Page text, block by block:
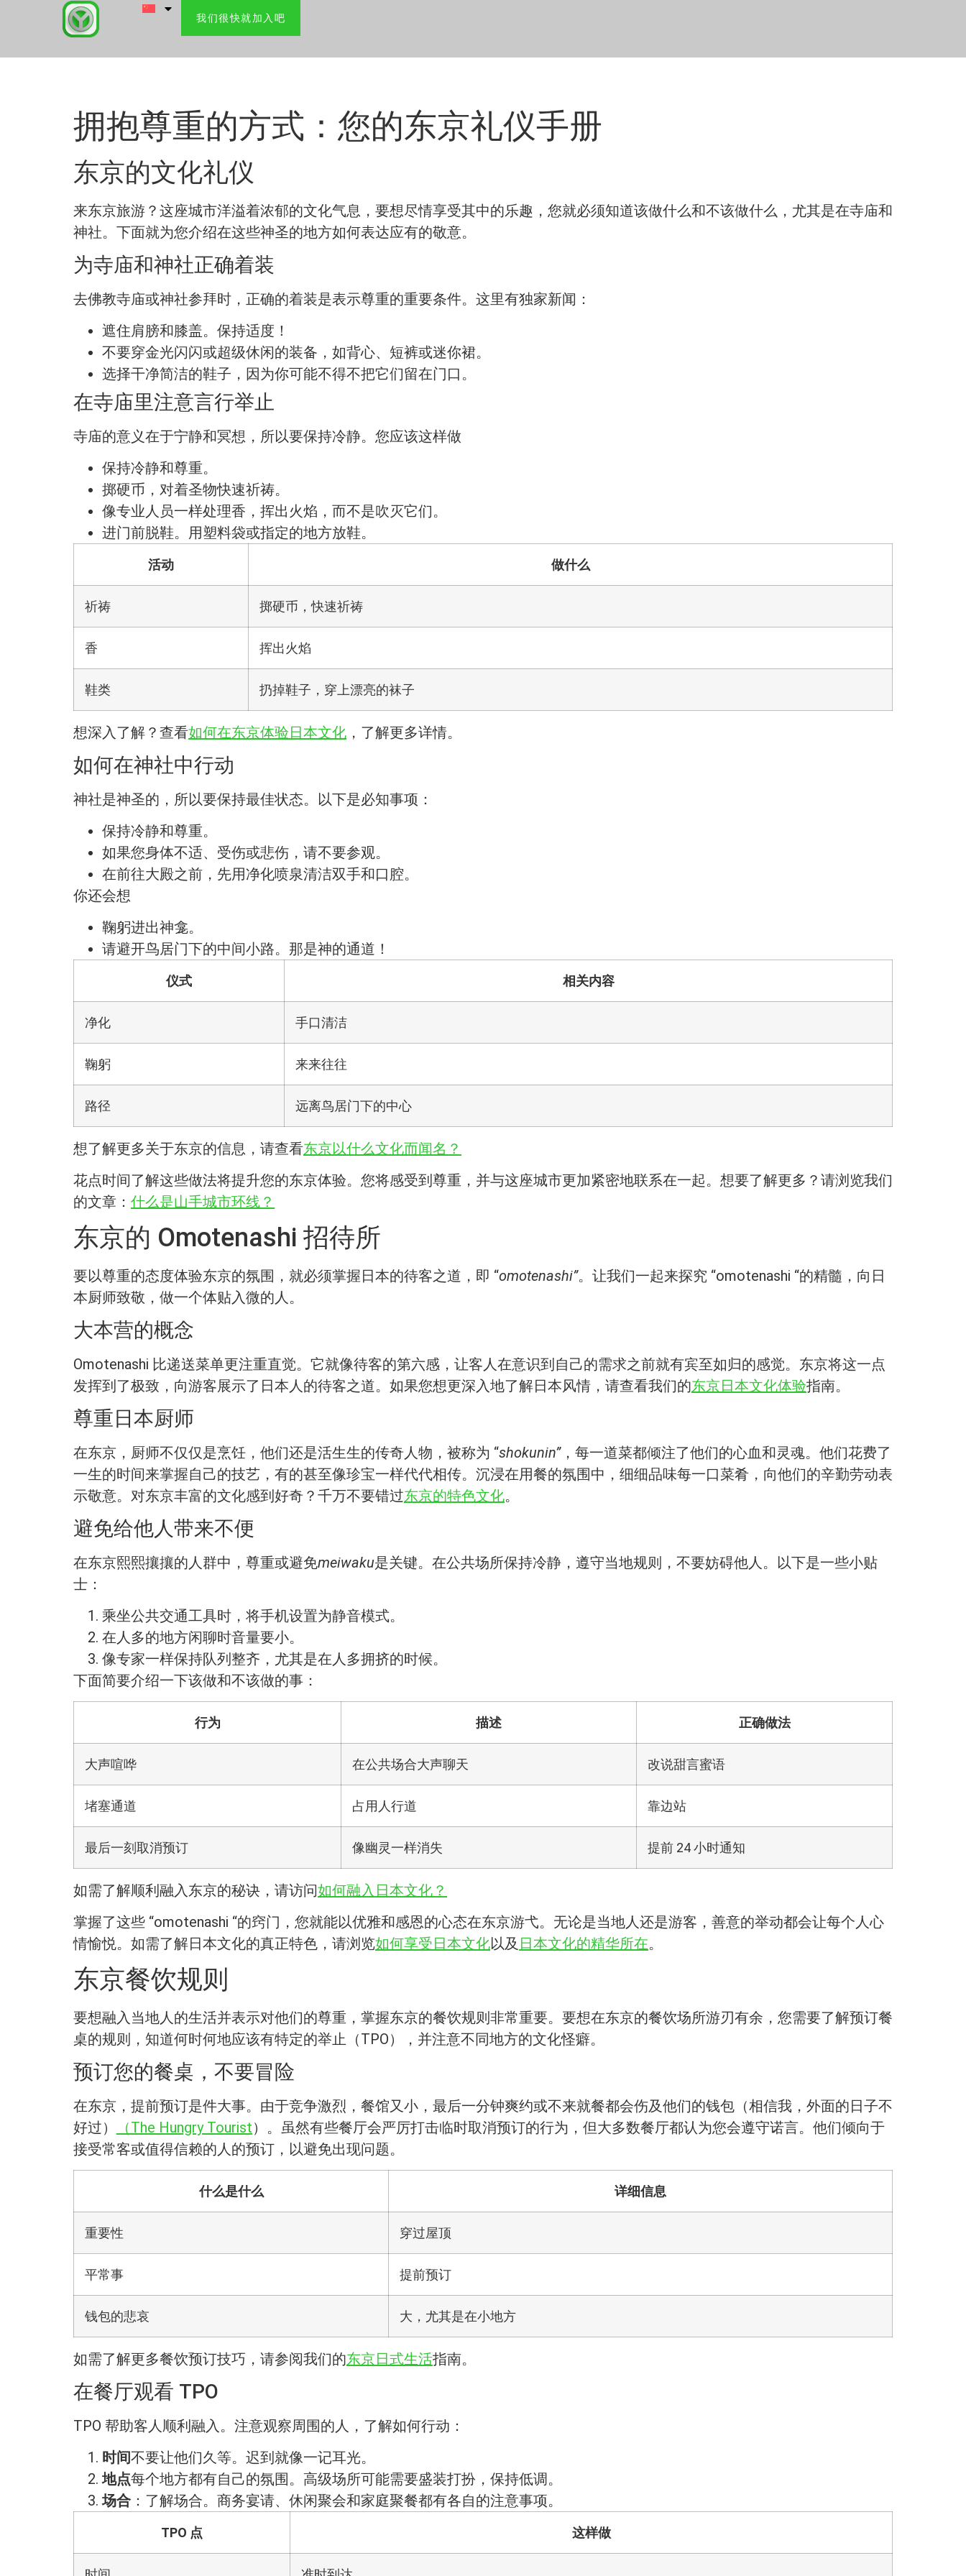
我们很快就加入吧
拥抱尊重的方式：您的东京礼仪手册
东京的文化礼仪
来东京旅游？这座城市洋溢着浓郁的文化气息，要想尽情享受其中的乐趣，您就必须知道该做什么和不该做什么，尤其是在寺庙和
神社。下面就为您介绍在这些神圣的地方如何表达应有的敬意。
为寺庙和神社正确着装
去佛教寺庙或神社参拜时，正确的着装是表示尊重的重要条件。这里有独家新闻：
遮住肩膀和膝盖。保持适度！
不要穿金光闪闪或超级休闲的装备，如背心、短裤或迷你裙。
选择干净简洁的鞋子，因为你可能不得不把它们留在门口。
在寺庙里注意言行举止
寺庙的意义在于宁静和冥想，所以要保持冷静。您应该这样做
保持冷静和尊重。
掷硬币，对着圣物快速祈祷。
像专业人员一样处理香，挥出火焰，而不是吹灭它们。
进门前脱鞋。用塑料袋或指定的地方放鞋。
活动 做什么
祈祷 掷硬币，快速祈祷
香 挥出火焰
鞋类 扔掉鞋子，穿上漂亮的袜子
想深入了解？查看如何在东京体验日本文化 ，了解更多详情。
如何在神社中行动
神社是神圣的，所以要保持最佳状态。以下是必知事项：
保持冷静和尊重。
如果您身体不适、受伤或悲伤，请不要参观。
在前往大殿之前，先用净化喷泉清洁双手和口腔。
你还会想
鞠躬进出神龛。
请避开鸟居门下的中间小路。那是神的通道！
仪式 相关内容
净化 手口清洁
鞠躬 来来往往
路径 远离鸟居门下的中心
想了解更多关于东京的信息，请查看东京以什么文化而闻名？
花点时间了解这些做法将提升您的东京体验。您将感受到尊重，并与这座城市更加紧密地联系在一起。想要了解更多？请浏览我们
的文章： 什么是山手城市环线？
东京的 Omotenashi 招待所
要以尊重的态度体验东京的氛围，就必须掌握日本的待客之道，即 “omotenashi”。让我们一起来探究 “omotenashi “的精髓，向日
本厨师致敬，做一个体贴入微的人。
大本营的概念
Omotenashi 比递送菜单更注重直觉。它就像待客的第六感，让客人在意识到自己的需求之前就有宾至如归的感觉。东京将这一点
发挥到了极致，向游客展示了日本人的待客之道。如果您想更深入地了解日本风情，请查看我们的东京日本文化体验指南。
尊重日本厨师
在东京，厨师不仅仅是烹饪，他们还是活生生的传奇人物，被称为 “shokunin”，每一道菜都倾注了他们的心血和灵魂。他们花费了
一生的时间来掌握自己的技艺，有的甚至像珍宝一样代代相传。沉浸在用餐的氛围中，细细品味每一口菜肴，向他们的辛勤劳动表
示敬意。对东京丰富的文化感到好奇？千万不要错过东京的特色文化。
避免给他人带来不便
在东京熙熙攘攘的人群中，尊重或避免meiwaku是关键。在公共场所保持冷静，遵守当地规则，不要妨碍他人。以下是一些小贴
士：
乘坐公共交通工具时，将手机设置为静音模式。
在人多的地方闲聊时音量要小。
像专家一样保持队列整齐，尤其是在人多拥挤的时候。
下面简要介绍一下该做和不该做的事：
行为 描述 正确做法
大声喧哗 在公共场合大声聊天 改说甜言蜜语
堵塞通道 占用人行道 靠边站
最后一刻取消预订 像幽灵一样消失 提前 24 小时通知
如需了解顺利融入东京的秘诀，请访问如何融入日本文化？
掌握了这些 “omotenashi “的窍门，您就能以优雅和感恩的心态在东京游弋。无论是当地人还是游客，善意的举动都会让每个人心
情愉悦。如需了解日本文化的真正特色，请浏览如何享受日本文化以及 日本文化的精华所在。
东京餐饮规则
要想融入当地人的生活并表示对他们的尊重，掌握东京的餐饮规则非常重要。要想在东京的餐饮场所游刃有余，您需要了解预订餐
桌的规则，知道何时何地应该有特定的举止（TPO），并注意不同地方的文化怪癖。
预订您的餐桌，不要冒险
在东京，提前预订是件大事。由于竞争激烈，餐馆又小，最后一分钟爽约或不来就餐都会伤及他们的钱包（相信我，外面的日子不
好过）
（The Hungry Tourist）。虽然有些餐厅会严厉打击临时取消预订的行为，但大多数餐厅都认为您会遵守诺言。他们倾向于
接受常客或值得信赖的人的预订，以避免出现问题。
什么是什么 详细信息
重要性 穿过屋顶
平常事 提前预订
钱包的悲哀 大，尤其是在小地方
如需了解更多餐饮预订技巧，请参阅我们的东京日式生活指南。
在餐厅观看 TPO
TPO 帮助客人顺利融入。注意观察周围的人，了解如何行动：
时间不要让他们久等。迟到就像一记耳光。
地点每个地方都有自己的氛围。高级场所可能需要盛装打扮，保持低调。
场合 ：了解场合。商务宴请、休闲聚会和家庭聚餐都有各自的注意事项。
TPO 点 这样做